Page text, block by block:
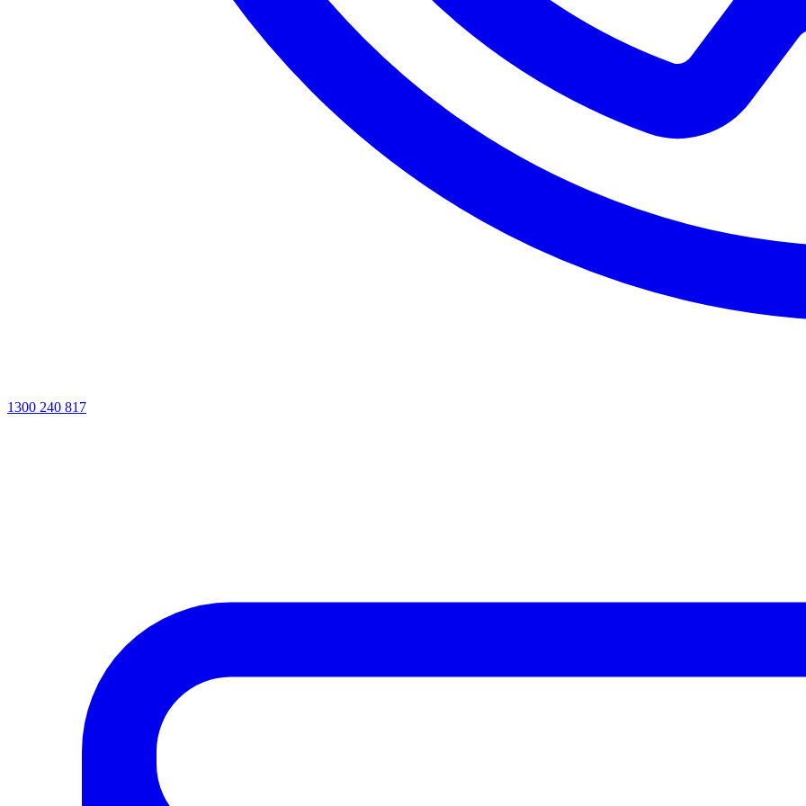
1300 240 817